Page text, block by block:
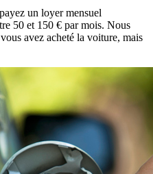
un loyer mensuel
50 et 150 € par mois. Nous
avez acheté la voiture, mais